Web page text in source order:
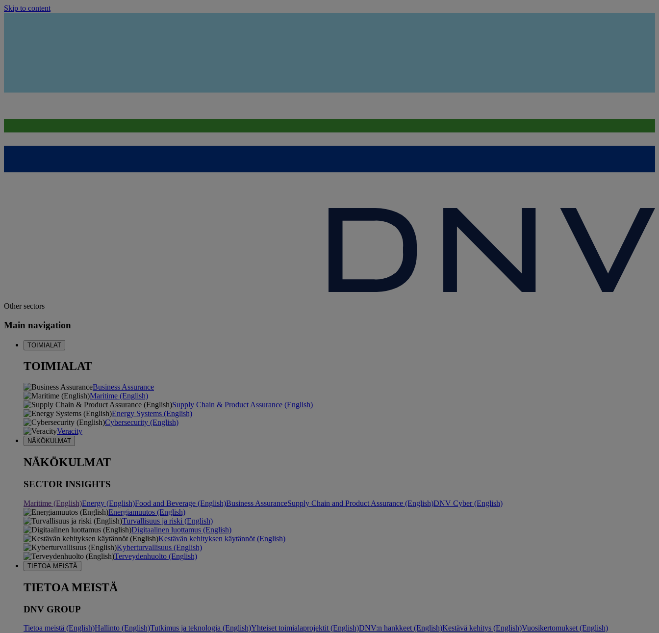
Skip to content
Other sectors
Main navigation
TOIMIALAT
TOIMIALAT
Business Assurance
Maritime (English)
Supply Chain & Product Assurance (English)
Energy Systems (English)
Cybersecurity (English)
Veracity
NÄKÖKULMAT
NÄKÖKULMAT
SECTOR INSIGHTS
Maritime (English)Energy (English)Food and Beverage (English)Business AssuranceSupply Chain and Product Assurance (English)DNV Cyber (English)
Energiamuutos (English)
Turvallisuus ja riski (English)
Digitaalinen luottamus (English)
Kestävän kehityksen käytännöt (English)
Kyberturvallisuus (English)
Terveydenhuolto (English)
TIETOA MEISTÄ
TIETOA MEISTÄ
DNV GROUP
Tietoa meistä (English)Hallinto (English)Tutkimus ja teknologia (English)Yhteiset toimialaprojektit (English)DNV:n hankkeet (English)Kestävä kehitys (English)Vuosikertomukset (English)